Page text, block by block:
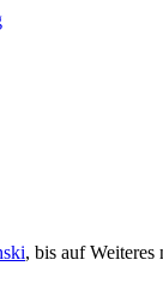
, bis auf